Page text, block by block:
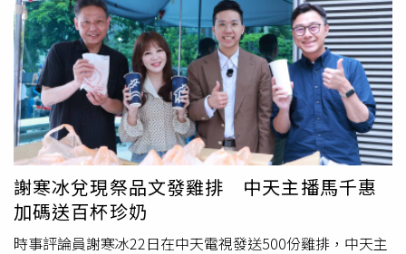
問時表示，既然檢調已針對慈濟採購案中高達10億元的顧問
費介入偵辦，就應將金流、合約內容及相關責任完整查明，
但這與當年台灣疫苗不足、民間協助採購疫苗是兩件不同的
事情，不應混為一談。她表示，慈濟最終確實完成BNT疫苗
採購，因此目前更應檢視的是採購過程中的行政管理及決策
程序，包括高額顧問費是否合理，以及慈濟當時是否充分查
證顧問公司的背景與採購能力。王育敏指出，疫情期間全台
有大量民眾因疫情失去生命，而鴻海與台積電同樣參與疫苗
採購。如果顧問公司曾宣稱其他民間採購案也採取相同模
式、支付類似顧問或律師費用，就應進一步釐清相關說法是
否屬實，以及慈濟是否曾向其他採購單位求證。她強調，若
謝寒冰兌現祭品文發雞排 中天主播馬千惠
加碼送百杯珍奶
時事評論員謝寒冰22日在中天電視發送500份雞排，中天主